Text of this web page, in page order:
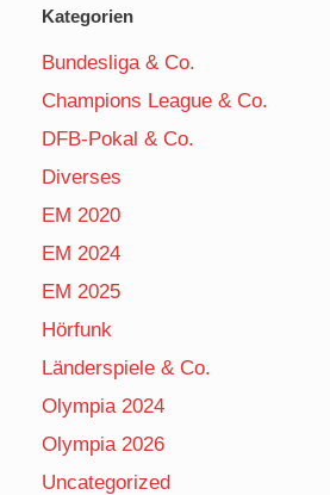
Kategorien
Bundesliga & Co.
Champions League & Co.
DFB-Pokal & Co.
Diverses
EM 2020
EM 2024
EM 2025
Hörfunk
Länderspiele & Co.
Olympia 2024
Olympia 2026
Uncategorized